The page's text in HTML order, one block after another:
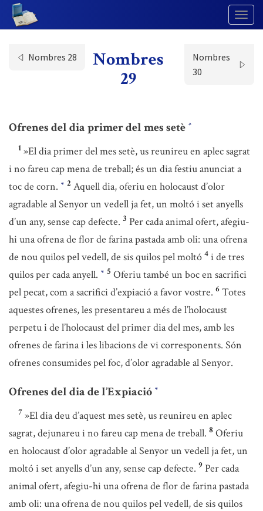
Nombres 28
Nombres
29
Nombres
30
Ofrenes del dia primer del mes setè *
1 »El dia primer del mes setè, us reunireu en aplec sagrat
i no fareu cap mena de treball; és un dia festiu anunciat a
toc de corn. * 2 Aquell dia, oferiu en holocaust d’olor
agradable al Senyor un vedell ja fet, un moltó i set anyells
d’un any, sense cap defecte. 3 Per cada animal ofert, afegiu-
hi una ofrena de flor de farina pastada amb oli: una ofrena
de nou quilos pel vedell, de sis quilos pel moltó 4 i de tres
quilos per cada anyell. * 5 Oferiu també un boc en sacrifici
pel pecat, com a sacrifici d’expiació a favor vostre. 6 Totes
aquestes ofrenes, les presentareu a més de l’holocaust
perpetu i de l’holocaust del primer dia del mes, amb les
ofrenes de farina i les libacions de vi corresponents. Són
ofrenes consumides pel foc, d’olor agradable al Senyor.
Ofrenes del dia de l’Expiació *
7 »El dia deu d’aquest mes setè, us reunireu en aplec
sagrat, dejunareu i no fareu cap mena de treball. 8 Oferiu
en holocaust d’olor agradable al Senyor un vedell ja fet, un
moltó i set anyells d’un any, sense cap defecte. 9 Per cada
animal ofert, afegiu-hi una ofrena de flor de farina pastada
amb oli: una ofrena de nou quilos pel vedell, de sis quilos